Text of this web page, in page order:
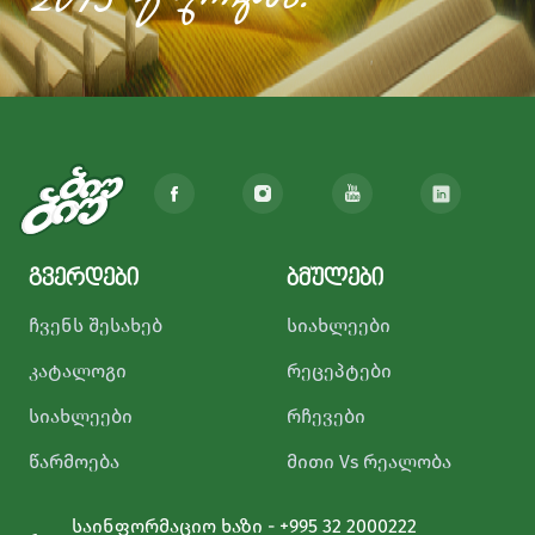
გვერდები
ჩვენს შესახებ
კატალოგი
სიახლეები
წარმოება
ბმულები
სიახლეები
რეცეპტები
რჩევები
მითი Vs რეალობა
საინფორმაციო ხაზი - +995 32 2000222